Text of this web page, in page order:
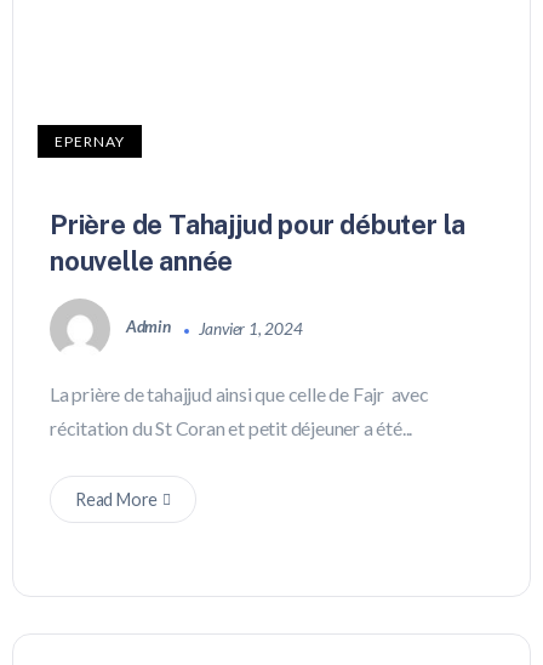
EPERNAY
Prière de Tahajjud pour débuter la
nouvelle année
Admin Janvier 1, 2024
La prière de tahajjud ainsi que celle de Fajr avec
récitation du St Coran et petit déjeuner a été...
Read More